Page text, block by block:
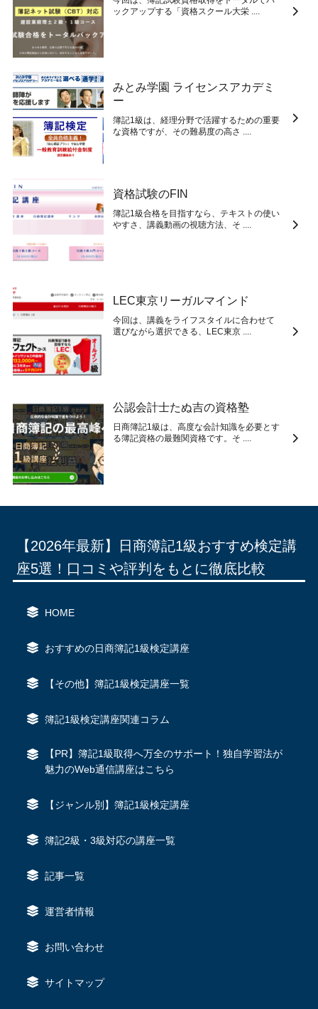
ックアップする「資格スクール大栄 ....
みとみ学園 ライセンスアカデミ
ー
簿記1級は、経理分野で活躍するための重要
な資格ですが、その難易度の高さ ....
資格試験のFIN
簿記1級合格を目指すなら、テキストの使い
やすさ、講義動画の視聴方法、そ ....
LEC東京リーガルマインド
今回は、講義をライフスタイルに合わせて
選びながら選択できる、LEC東京 ....
公認会計士たぬ吉の資格塾
日商簿記1級は、高度な会計知識を必要とす
る簿記資格の最難関資格です。そ ....
【2026年最新】日商簿記1級おすすめ検定講
座5選！口コミや評判をもとに徹底比較
HOME
おすすめの日商簿記1級検定講座
【その他】簿記1級検定講座一覧
簿記1級検定講座関連コラム
【PR】簿記1級取得へ万全のサポート！独自学習法が
魅力のWeb通信講座はこちら
【ジャンル別】簿記1級検定講座
簿記2級・3級対応の講座一覧
記事一覧
運営者情報
お問い合わせ
サイトマップ